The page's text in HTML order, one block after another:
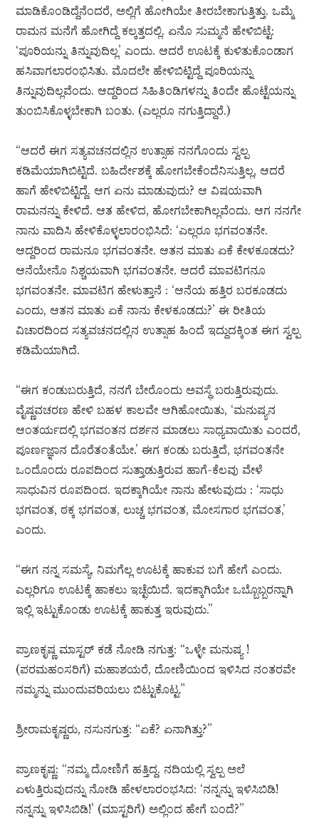
ಮಾಡಿಕೊಂಡಿದ್ದೆನೆಂದರೆ, ಅಲ್ಲಿಗೆ ಹೋಗಿಯೇ ತೀರಬೇಕಾಗುತ್ತಿತ್ತು. ಒಮ್ಮೆ
ರಾಮನ ಮನೆಗೆ ಹೋಗಿದ್ದೆ ಕಲ್ಕತ್ತದಲ್ಲಿ. ಏನೊ ಸುಮ್ಮನೆ ಹೇಳಿಬಿಟ್ಟೆ:
‘ಪೂರಿಯನ್ನು ತಿನ್ನುವುದಿಲ್ಲ’ ಎಂದು. ಆದರೆ ಊಟಕ್ಕೆ ಕುಳಿತುಕೊಂಡಾಗ
ಹಸಿವಾಗಲಾರಂಭಿಸಿತು. ಮೊದಲೇ ಹೇಳಿಬಿಟ್ಟಿದ್ದೆ ಪೂರಿಯನ್ನು
ತಿನ್ನುವುದಿಲ್ಲವೆಂದು. ಆದ್ದರಿಂದ ಸಿಹಿತಿಂಡಿಗಳನ್ನು ತಿಂದೇ ಹೊಟ್ಟೆಯನ್ನು
ತುಂಬಿಸಿಕೊಳ್ಳಬೇಕಾಗಿ ಬಂತು. (ಎಲ್ಲರೂ ನಗುತ್ತಿದ್ದಾರೆ.)
“ಆದರೆ ಈಗ ಸತ್ಯವಚನದಲ್ಲಿನ ಉತ್ಸಾಹ ನನಗೊಂದು ಸ್ವಲ್ಪ
ಕಡಿಮೆಯಾಗಿಬಿಟ್ಟಿದೆ. ಬಹಿರ್ದೇಶಕ್ಕೆ ಹೋಗಬೇಕೆಂದೆನಿಸುತ್ತಿಲ್ಲ, ಆದರೆ
ಹಾಗೆ ಹೇಳಿಬಿಟ್ಟಿದ್ದೆ. ಆಗ ಏನು ಮಾಡುವುದು? ಆ ವಿಷಯವಾಗಿ
ರಾಮನನ್ನು ಕೇಳಿದೆ. ಆತ ಹೇಳಿದ, ಹೋಗಬೇಕಾಗಿಲ್ಲವೆಂದು. ಆಗ ನನಗೇ
ನಾನು ವಾದಿಸಿ ಹೇಳಿಕೊಳ್ಳಲಾರಂಭಿಸಿದೆ: ‘ಎಲ್ಲರೂ ಭಗವಂತನೇ.
ಆದ್ದರಿಂದ ರಾಮನೂ ಭಗವಂತನೇ. ಆತನ ಮಾತು ಏಕೆ ಕೇಳಕೂಡದು?
ಆನೆಯೇನೊ ನಿಶ್ಚಯವಾಗಿ ಭಗವಂತನೇ. ಆದರೆ ಮಾವಟಿಗನೂ
ಭಗವಂತನೇ. ಮಾವಟಿಗ ಹೇಳುತ್ತಾನೆ : ‘ಆನೆಯ ಹತ್ತಿರ ಬರಕೂಡದು
ಎಂದು, ಆತನ ಮಾತು ಏಕೆ ನಾನು ಕೇಳಕೂಡದು?’ ಈ ರೀತಿಯ
ವಿಚಾರದಿಂದ ಸತ್ಯವಚನದಲ್ಲಿನ ಉತ್ಸಾಹ ಹಿಂದೆ ಇದ್ದುದಕ್ಕಿಂತ ಈಗ ಸ್ವಲ್ಪ
ಕಡಿಮೆಯಾಗಿದೆ.
“ಈಗ ಕಂಡುಬರುತ್ತಿದೆ, ನನಗೆ ಬೇರೊಂದು ಅವಸ್ಥೆ ಬರುತ್ತಿರುವುದು.
ವೈಷ್ಣವಚರಣ ಹೇಳಿ ಬಹಳ ಕಾಲವೇ ಆಗಿಹೋಯಿತು, ‘ಮನುಷ್ಯನ
ಆಂತರ್ಯದಲ್ಲಿ ಭಗವಂತನ ದರ್ಶನ ಮಾಡಲು ಸಾಧ್ಯವಾಯಿತು ಎಂದರೆ,
ಪೂರ್ಣಜ್ಞಾನ ದೊರೆತಂತೆಯೇ.’ ಈಗ ಕಂಡು ಬರುತ್ತಿದೆ, ಭಗವಂತನೇ
ಒಂದೊಂದು ರೂಪದಿಂದ ಸುತ್ತಾಡುತ್ತಿರುವ ಹಾಗೆ-ಕೆಲವು ವೇಳೆ
ಸಾಧುವಿನ ರೂಪದಿಂದ. ಇದಕ್ಕಾಗಿಯೇ ನಾನು ಹೇಳುವುದು : ‘ಸಾಧು
ಭಗವಂತ, ಠಕ್ಕ ಭಗವಂತ, ಲುಚ್ಚ ಭಗವಂತ, ಮೋಸಗಾರ ಭಗವಂತ,’
ಎಂದು.
“ಈಗ ನನ್ನ ಸಮಸ್ಯೆ, ನಿಮಗೆಲ್ಲ ಊಟಕ್ಕೆ ಹಾಕುವ ಬಗೆ ಹೇಗೆ ಎಂದು.
ಎಲ್ಲರಿಗೂ ಊಟಕ್ಕೆ ಹಾಕಲು ಇಚ್ಛೆಯಿದೆ. ಇದಕ್ಕಾಗಿಯೇ ಒಬ್ಬೊಬ್ಬರನ್ನಾಗಿ
ಇಲ್ಲಿ ಇಟ್ಟುಕೊಂಡು ಊಟಕ್ಕೆ ಹಾಕುತ್ತ ಇರುವುದು.”
ಪ್ರಾಣಕೃಷ್ಣ ಮಾಸ್ಟರ್ ಕಡೆ ನೋಡಿ ನಗುತ್ತ: “ಒಳ್ಳೇ ಮನುಷ್ಯ !
(ಪರಮಹಂಸರಿಗೆ) ಮಹಾಶಯರೆ, ದೋಣಿಯಿಂದ ಇಳಿಸಿದ ನಂತರವೇ
ನಮ್ಮನ್ನು ಮುಂದುವರಿಯಲು ಬಿಟ್ಟುಕೊಟ್ಟ.”
ಶ್ರೀರಾಮಕೃಷ್ಣರು, ನಸುನಗುತ್ತ: “ಏಕೆ? ಏನಾಗಿತ್ತು?”
ಪ್ರಾಣಕೃಷ್ಣ: “ನಮ್ಮ ದೋಣಿಗೆ ಹತ್ತಿದ್ದ. ನದಿಯಲ್ಲಿ ಸ್ವಲ್ಪ ಅಲೆ
ಏಳುತ್ತಿರುವುದನ್ನು ನೋಡಿ ಹೇಳಲಾರಂಭಸಿದ: ‘ನನ್ನನ್ನು ಇಳಿಸಿಬಿಡಿ!
ನನ್ನನ್ನು ಇಳಿಸಿಬಿಡಿ!’ (ಮಾಸ್ಟರಿಗೆ) ಅಲ್ಲಿಂದ ಹೇಗೆ ಬಂದೆ?”